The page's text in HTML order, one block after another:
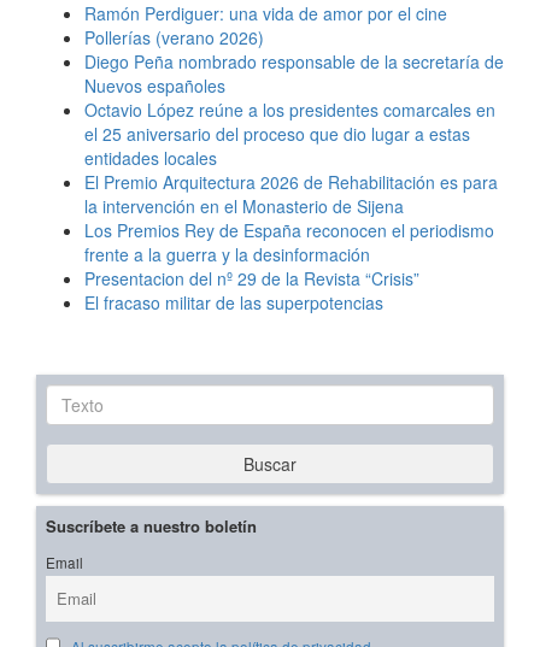
Ramón Perdiguer: una vida de amor por el cine
Pollerías (verano 2026)
Diego Peña nombrado responsable de la secretaría de
Nuevos españoles
Octavio López reúne a los presidentes comarcales en
el 25 aniversario del proceso que dio lugar a estas
entidades locales
El Premio Arquitectura 2026 de Rehabilitación es para
la intervención en el Monasterio de Sijena
Los Premios Rey de España reconocen el periodismo
frente a la guerra y la desinformación
Presentacion del nº 29 de la Revista “Crisis”
El fracaso militar de las superpotencias
Texto
Buscar
Suscríbete a nuestro boletín
Email